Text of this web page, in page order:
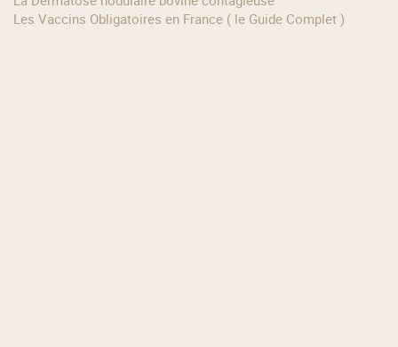
Les Vaccins Obligatoires en France ( le Guide Complet )